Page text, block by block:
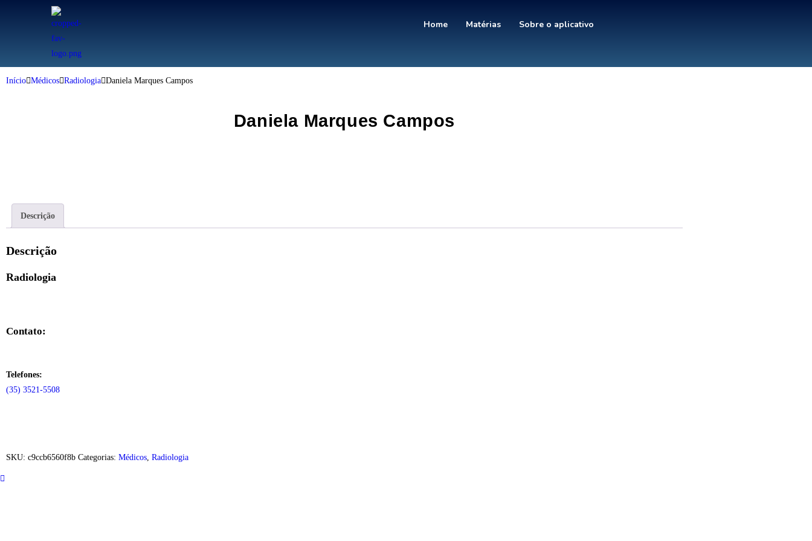
Home Matérias Sobre o aplicativo
Início Médicos Radiologia Daniela Marques Campos
Daniela Marques Campos
Descrição
Descrição
Radiologia
Contato:
Telefones:
(35) 3521-5508
SKU: c9ccb6560f8b Categorias: Médicos Radiologia